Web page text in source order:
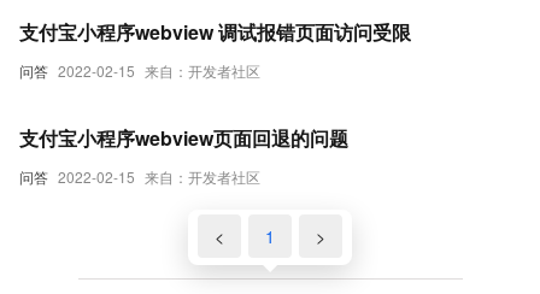
问答 2022-02-15 来自：开发者社区
支付宝小程序webview 调试报错页面访问受限
问答 2022-02-15 来自：开发者社区
支付宝小程序webview页面回退的问题
< 1 >